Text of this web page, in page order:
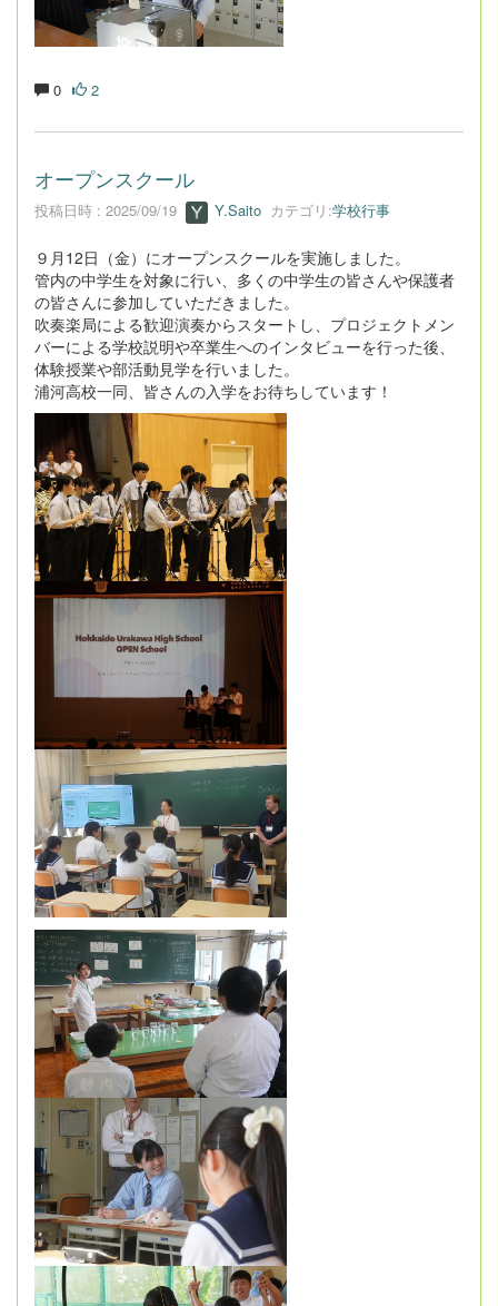
0 2
オープンスクール
投稿日時 : 2025/09/19 Y.Saito カテゴリ:学校行事
９月12日（金）にオープンスクールを実施しました。
管内の中学生を対象に行い、多くの中学生の皆さんや保護者
の皆さんに参加していただきました。
吹奏楽局による歓迎演奏からスタートし、プロジェクトメン
バーによる学校説明や卒業生へのインタビューを行った後、
体験授業や部活動見学を行いました。
浦河高校一同、皆さんの入学をお待ちしています！